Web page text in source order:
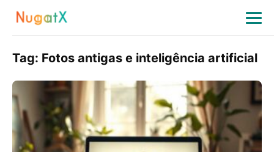
Tag: Fotos antigas e inteligência artificial